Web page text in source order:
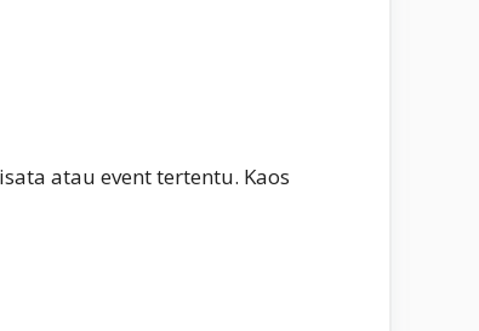
atau event tertentu. Kaos